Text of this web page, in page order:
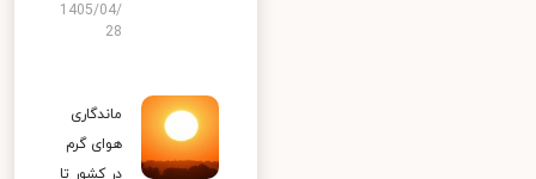
1405/04/
28
ماندگاری
هوای گرم
در کشور تا